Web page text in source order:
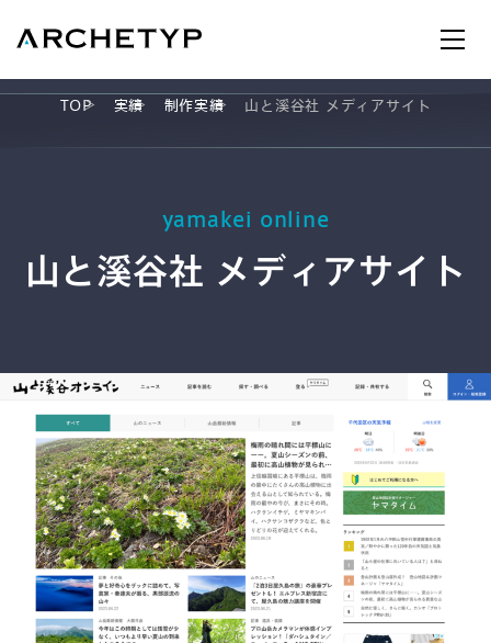
AX
UI/UX
PM
TOP 実績 制作実績 山と溪谷社 メディアサイト
yamakei online
山と溪谷社 メディアサイト